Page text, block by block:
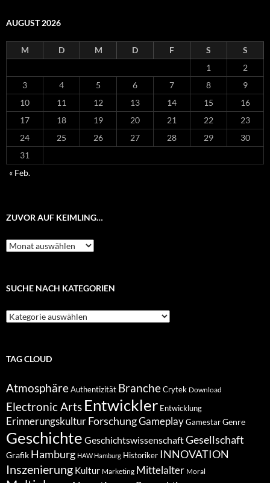
AUGUST 2026
M D M D F S
S
1
2
3
4 5 6 7 8
9
10
11 12 13 14 15
16
17
18 19 20 21 22
23
24
25 26 27 28 29
30
31
« Feb.
ZUVOR AUF KEIMLING…
Zuvor
auf
SUCHE NACH KATEGORIEN
Suche
nach
TAG CLOUD
Atmosphäre Authentizität Branche Crytek Download
Electronic Arts Entwickler Entwicklung
Erinnerungskultur ForschungGameplay Gamestar Genre
Geschichte GeschichtswissenschaftGesellschaft
Grafik Hamburg HAW Hamburg Historiker INNOVATION
Inszenierung Kultur Marketing Mittelalter Moral